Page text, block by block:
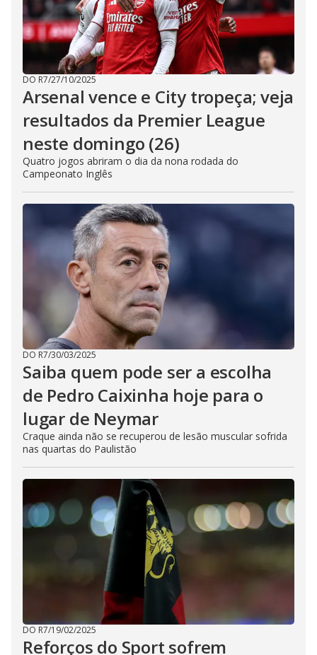
DO R7/27/10/2025
Arsenal vence e City tropeça; veja
resultados da Premier League
neste domingo (26)
Quatro jogos abriram o dia da nona rodada do
Campeonato Inglês
DO R7/30/03/2025
Saiba quem pode ser a escolha
de Pedro Caixinha hoje para o
lugar de Neymar
Craque ainda não se recuperou de lesão muscular sofrida
nas quartas do Paulistão
DO R7/19/02/2025
Reforços do Sport sofrem